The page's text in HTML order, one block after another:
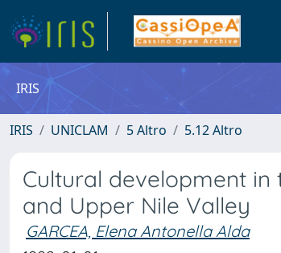
IRIS
IRIS UNICLAM 5 Altro 5.12 Altro
Cultural development
and Upper Nile Valley
GARCEA, Elena Antonella Alda